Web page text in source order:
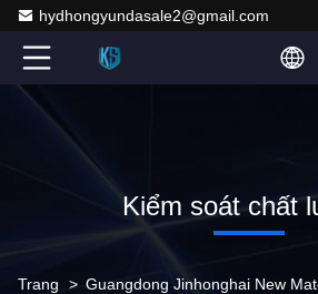
hydhongyundasale2@gmail.com
Kiểm soát chất
Trang >